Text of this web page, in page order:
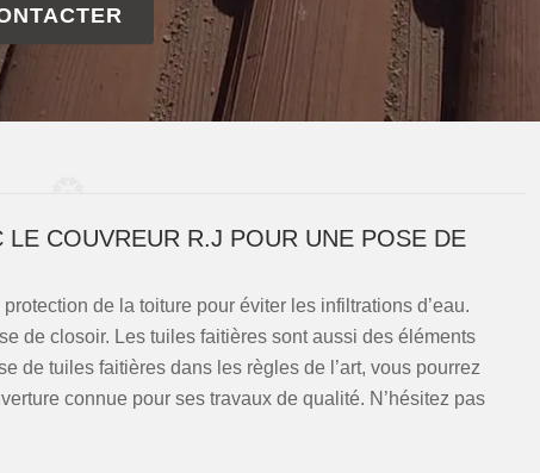
COUVREUR R.J POUR UNE POSE DE
de la toiture pour éviter les infiltrations d’eau.
de closoir. Les tuiles faitières sont aussi des éléments
de tuiles faitières dans les règles de l’art, vous pourrez
connue pour ses travaux de qualité. N’hésitez pas